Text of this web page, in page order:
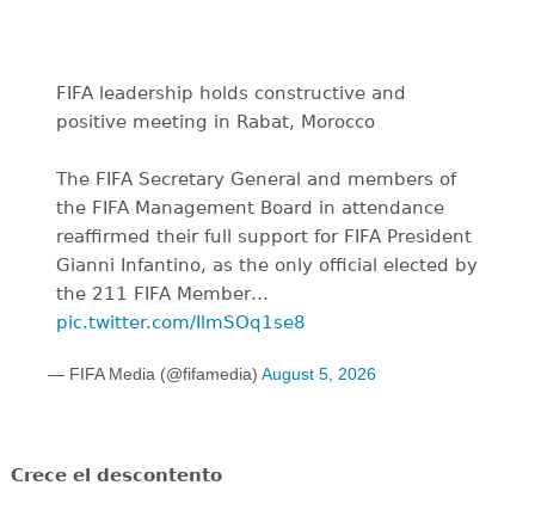
FIFA leadership holds constructive and
positive meeting in Rabat, Morocco
The FIFA Secretary General and members of
the FIFA Management Board in attendance
reaffirmed their full support for FIFA President
Gianni Infantino, as the only official elected by
the 211 FIFA Member…
pic.twitter.com/IlmSOq1se8
— FIFA Media (@fifamedia) August 5, 2026
Crece el descontento